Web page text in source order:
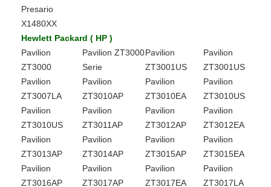
Presario
X1480XX
Hewlett Packard ( HP )
Pavilion
ZT3000
Pavilion ZT3000
Serie
Pavilion
ZT3001US
Pavilion
ZT3001US
Pavilion
ZT3007LA
Pavilion
ZT3010AP
Pavilion
ZT3010EA
Pavilion
ZT3010US
Pavilion
ZT3010US
Pavilion
ZT3011AP
Pavilion
ZT3012AP
Pavilion
ZT3012EA
Pavilion
ZT3013AP
Pavilion
ZT3014AP
Pavilion
ZT3015AP
Pavilion
ZT3015EA
Pavilion
ZT3016AP
Pavilion
ZT3017AP
Pavilion
ZT3017EA
Pavilion
ZT3017LA